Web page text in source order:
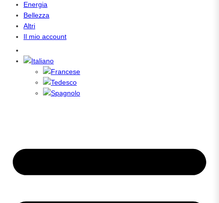
Energia
Bellezza
Altri
Il mio account